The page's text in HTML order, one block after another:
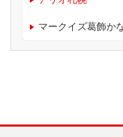
マークイズ葛飾か